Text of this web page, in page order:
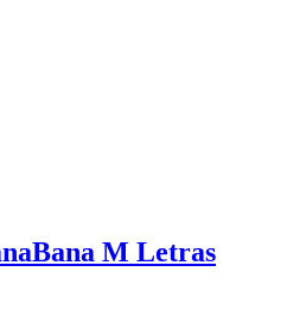
M Letras